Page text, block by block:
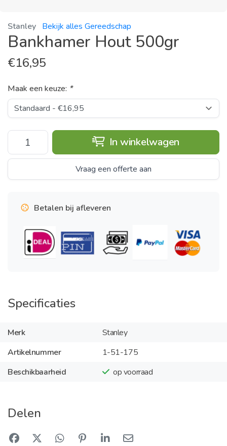
Stanley Bekijk alles Gereedschap
Bankhamer Hout 500gr
€16,95
Maak een keuze: *
In winkelwagen
Vraag een offerte aan
Betalen bij afleveren
Specificaties
Merk
Stanley
Artikelnummer
1-51-175
Beschikbaarheid
op voorraad
Delen